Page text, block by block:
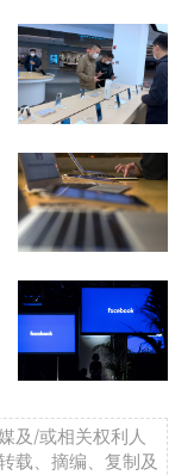
及/或相关权利人
载、摘编、复制及